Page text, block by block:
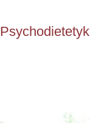
Psychodietetyk